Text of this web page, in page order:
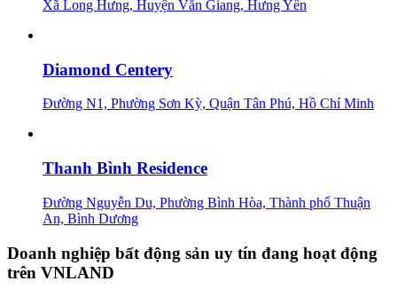
Xã Long Hưng, Huyện Văn Giang, Hưng Yên
Diamond Centery
Đường N1, Phường Sơn Kỳ, Quận Tân Phú, Hồ Chí Minh
Thanh Bình Residence
Đường Nguyễn Du, Phường Bình Hòa, Thành phố Thuận
An, Bình Dương
Doanh nghiệp bất động sản uy tín đang hoạt động
trên VNLAND